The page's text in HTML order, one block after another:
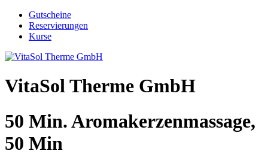
Gutscheine
Reservierungen
Kurse
VitaSol Therme GmbH
50 Min. Aromakerzenmassage,
50 Min